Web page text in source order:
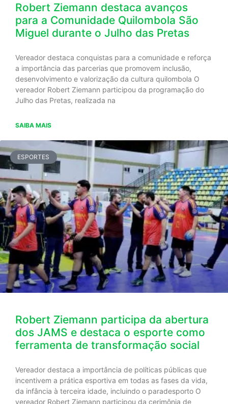
Robert Ziemann destaca avanços
para a Comunidade Quilombola São
Miguel durante o Julho das Pretas
Vereador destaca conquistas para a comunidade e reforça
a importância das parcerias que promovem inclusão,
desenvolvimento e valorização da cultura quilombola O
vereador Robert Ziemann participou da programação do
Julho das Pretas, realizada na
SAIBA MAIS
ESPORTES
Robert Ziemann participa da abertura
dos JAMS e destaca o esporte como
ferramenta de transformação social
Vereador destaca a importância de políticas públicas que
incentivem a prática esportiva em todas as fases da vida,
da infância à terceira idade, incluindo o paradesporto O
vereador Robert Ziemann participou da cerimônia de